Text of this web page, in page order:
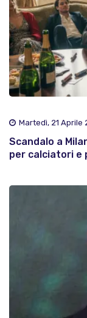
Martedì, 21 Aprile
Scandalo a
per calciatori e